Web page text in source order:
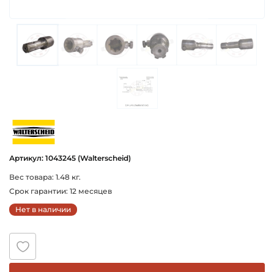
Артикул: 1043245 (Walterscheid)
Вес товара: 1.48 кг.
Срок гарантии: 12 месяцев
Нет в наличии